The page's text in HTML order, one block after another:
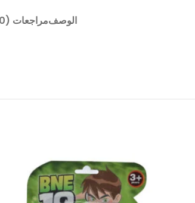
الوصفمراجعات (0)